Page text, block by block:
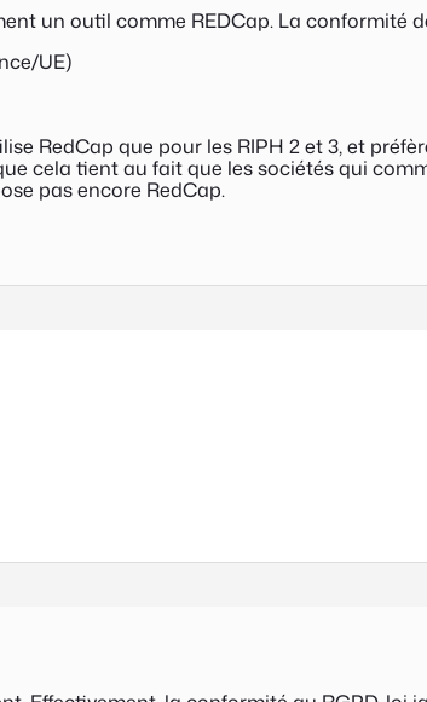
un outil comme REDCap. La conformité
UE)
RedCap que pour les RIPH 2 et 3, et
cela tient au fait que les sociétés qui
pas encore RedCap.